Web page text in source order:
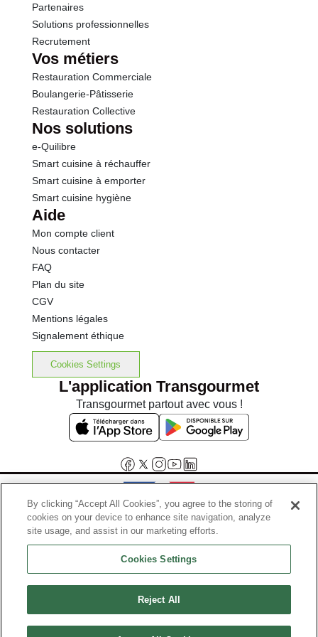
Partenaires
Solutions professionnelles
Recrutement
Vos métiers
Restauration Commerciale
Boulangerie-Pâtisserie
Restauration Collective
Nos solutions
e-Quilibre
Smart cuisine à réchauffer
Smart cuisine à emporter
Smart cuisine hygiène
Aide
Mon compte client
Nous contacter
FAQ
Plan du site
CGV
Mentions légales
Signalement éthique
Cookies Settings
L'application Transgourmet
Transgourmet partout avec vous !
Interdiction de vente de boissons alcooliques aux mineurs de
moins de 18 ans
La preuve de majorité de l'acheteur est exigée au moment de la vente
Code de la santé publique, Aar.l.3342-1 et l.3353-3
By clicking “Accept All Cookies”, you agree to the storing of
cookies on your device to enhance site navigation, analyze
site usage, and assist in our marketing efforts.
Cookies Settings
Reject All